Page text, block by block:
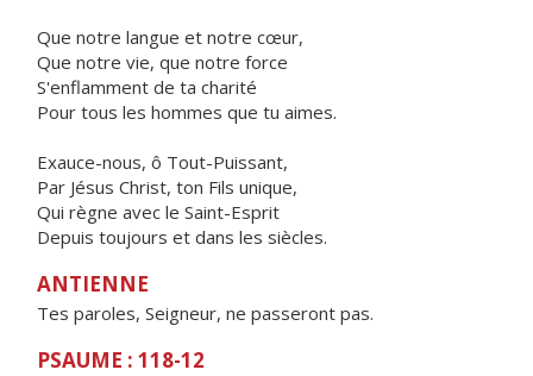
Que notre langue et notre cœur,
Que notre vie, que notre force
S'enflamment de ta charité
Pour tous les hommes que tu aimes.
Exauce-nous, ô Tout-Puissant,
Par Jésus Christ, ton Fils unique,
Qui règne avec le Saint-Esprit
Depuis toujours et dans les siècles.
ANTIENNE
Tes paroles, Seigneur, ne passeront pas.
PSAUME : 118-12